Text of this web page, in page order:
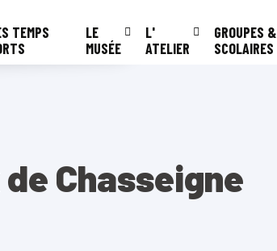
TEMPS
LE
MUSÉE
L'
ATELIER
GROUPES &
SCOLAIRES
Chasseigne